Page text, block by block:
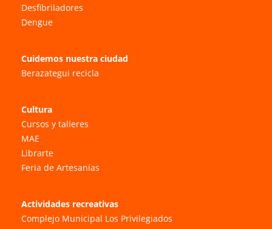
Desfibriladores
Dengue
Cuidemos nuestra ciudad
Berazategui recicla
Cultura
Cursos y talleres
MAE
Librarte
Feria de Artesanías
Actividades recreativas
Complejo Municipal Los Privilegiados